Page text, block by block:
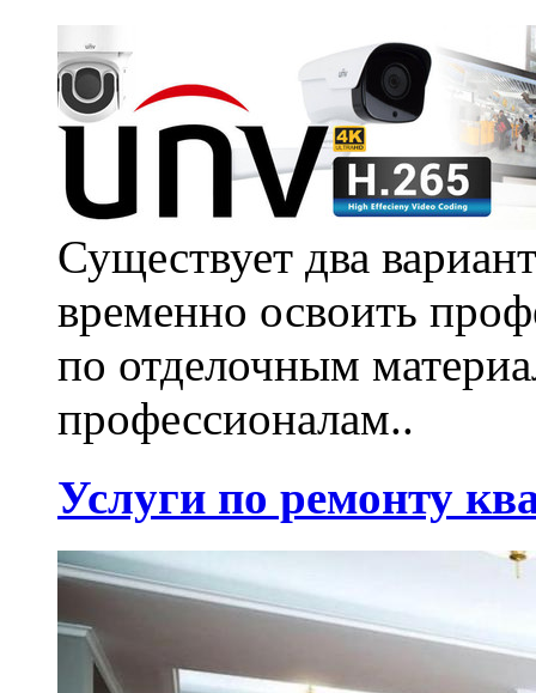
Существует два
временно освоить
по отделочным
профессионалам..
Услуги по ремонту